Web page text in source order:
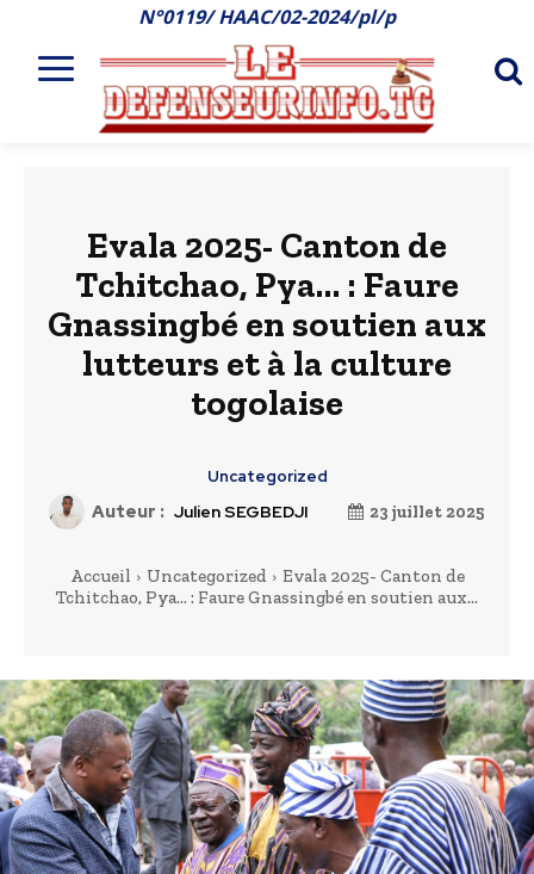
N°0119/ HAAC/02-2024/pl/p
Evala 2025- Canton de
Tchitchao, Pya… : Faure
Gnassingbé en soutien aux
lutteurs et à la culture
togolaise
Uncategorized
Auteur : Julien SEGBEDJI 23 juillet 2025
Accueil Uncategorized
Evala 2025- Canton de
Tchitchao, Pya… : Faure Gnassingbé en soutien aux...